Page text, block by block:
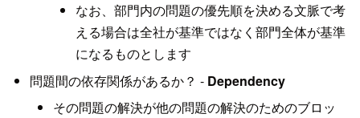
なお、部門内の問題の優先順を決める文脈で考
える場合は全社が基準ではなく部門全体が基準
になるものとします
問題間の依存関係があるか？ - Dependency
その問題の解決が他の問題の解決のためのブロッ